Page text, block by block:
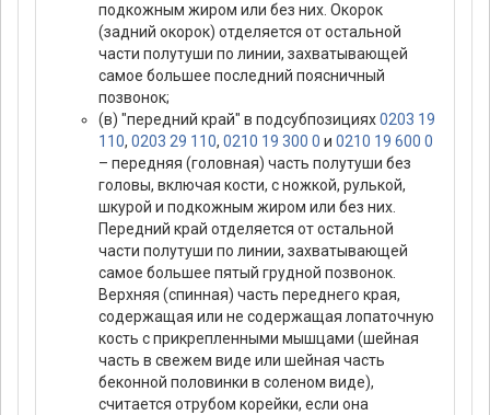
подкожным жиром или без них. Окорок
(задний окорок) отделяется от остальной
части полутуши по линии, захватывающей
самое большее последний поясничный
позвонок;
(в) "передний край" в подсубпозициях0203 19
110, 0203 29 110, 0210 19 300 0 и 0210 19 600 0
– передняя (головная) часть полутуши без
головы, включая кости, с ножкой, рулькой,
шкурой и подкожным жиром или без них.
Передний край отделяется от остальной
части полутуши по линии, захватывающей
самое большее пятый грудной позвонок.
Верхняя (спинная) часть переднего края,
содержащая или не содержащая лопаточную
кость с прикрепленными мышцами (шейная
часть в свежем виде или шейная часть
беконной половинки в соленом виде),
считается отрубом корейки, если она